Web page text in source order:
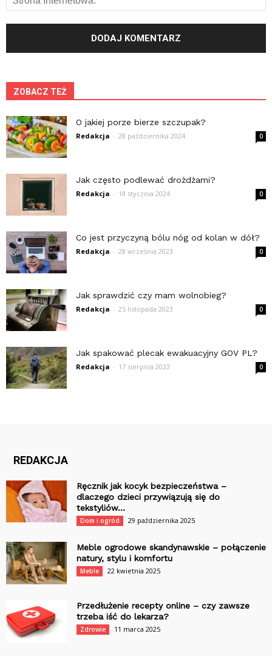
ZOBACZ TEŻ
O jakiej porze bierze szczupak?
Redakcja - 28 października 2024 0
Jak często podlewać drożdżami?
Redakcja - 18 stycznia 2024 0
Co jest przyczyną bólu nóg od kolan w dół?
Redakcja - 28 września 2023 0
Jak sprawdzić czy mam wolnobieg?
Redakcja - 25 listopada 2023 0
Jak spakować plecak ewakuacyjny GOV PL?
Redakcja - 17 sierpnia 2023 0
REDAKCJA
Ręcznik jak kocyk bezpieczeństwa –
dlaczego dzieci przywiązują się do
tekstyliów...
Dom i ogród 29 października 2025
Meble ogrodowe skandynawskie – połączenie
natury, stylu i komfortu
Meble 22 kwietnia 2025
Przedłużenie recepty online – czy zawsze
trzeba iść do lekarza?
Zdrowie 11 marca 2025